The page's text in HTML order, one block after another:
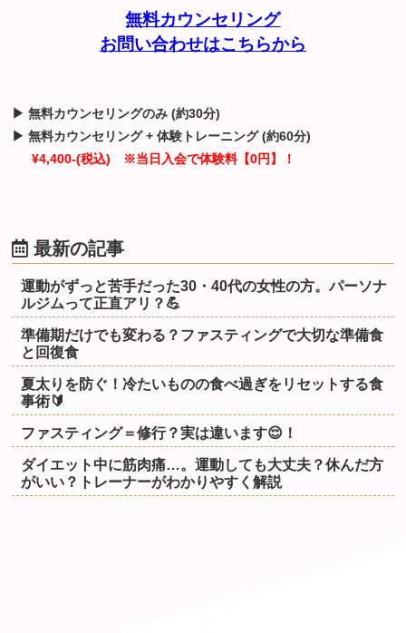
無料カウンセリング
お問い合わせはこちらから
▶ 無料カウンセリングのみ (約30分)
▶ 無料カウンセリング + 体験トレーニング (約60分)
¥4,400-(税込) ※当日入会で体験料【0円】！
最新の記事
運動がずっと苦手だった30・40代の女性の方。パーソナ
ルジムって正直アリ？💪
準備期だけでも変わる？ファスティングで大切な準備食
と回復食
夏太りを防ぐ！冷たいものの食べ過ぎをリセットする食
事術🔰
ファスティング＝修行？実は違います😌！
ダイエット中に筋肉痛…。運動しても大丈夫？休んだ方
がいい？トレーナーがわかりやすく解説